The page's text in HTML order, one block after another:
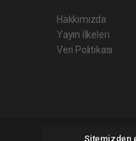
Sitemizden
Hakkımızda
Yayın İlkeleri
Veri Politikası